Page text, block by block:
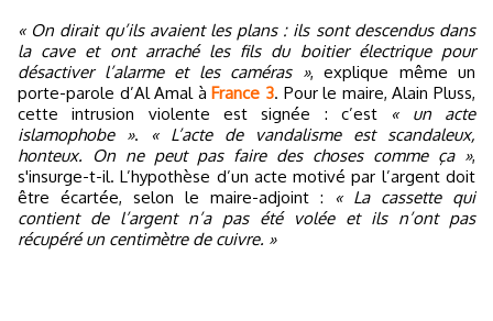
« On dirait qu’ils avaient les plans : ils sont descendus dans
la cave et ont arraché les fils du boitier électrique pour
désactiver l’alarme et les caméras », explique même un
porte-parole d’Al Amal àFrance 3. Pour le maire, Alain Pluss,
cette intrusion violente est signée : c’est « un acte
islamophobe ».
« L’acte de vandalisme est scandaleux,
honteux. On ne peut pas faire des choses comme ça »,
s'insurge-t-il. L’hypothèse d’un acte motivé par l’argent doit
être écartée, selon le maire-adjoint :
« La cassette qui
contient de l’argent n’a pas été volée et ils n’ont pas
récupéré un centimètre de cuivre. »